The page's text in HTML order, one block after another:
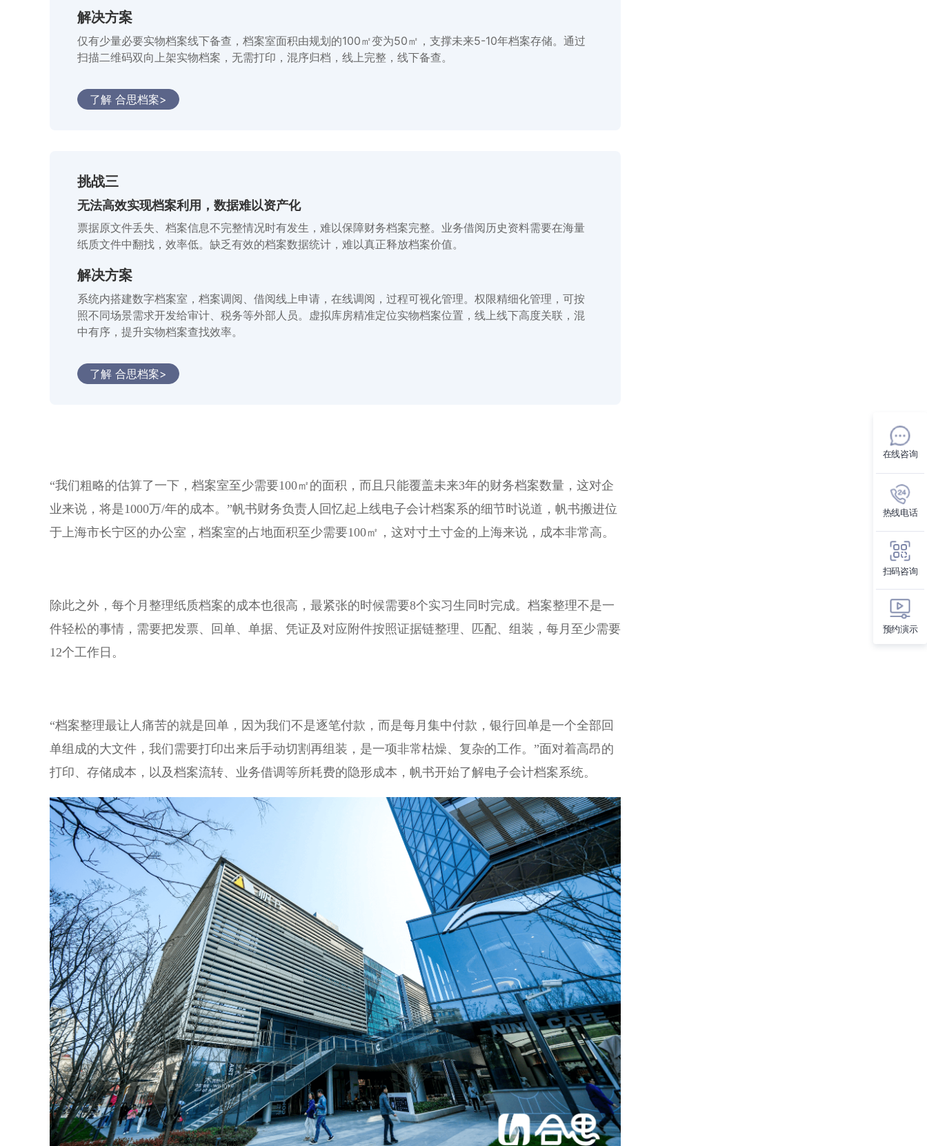
解决方案
仅有少量必要实物档案线下备查，档案室面积由规划的100㎡变为50㎡，支撑未来5-10年档案存储。通过
扫描二维码双向上架实物档案，无需打印，混序归档，线上完整，线下备查。
了解 合思档案>
挑战三
无法高效实现档案利用，数据难以资产化
票据原文件丢失、档案信息不完整情况时有发生，难以保障财务档案完整。业务借阅历史资料需要在海量
纸质文件中翻找，效率低。缺乏有效的档案数据统计，难以真正释放档案价值。
解决方案
系统内搭建数字档案室，档案调阅、借阅线上申请，在线调阅，过程可视化管理。权限精细化管理，可按
照不同场景需求开发给审计、税务等外部人员。虚拟库房精准定位实物档案位置，线上线下高度关联，混
中有序，提升实物档案查找效率。
了解 合思档案>
“我们粗略的估算了一下，档案室至少需要100㎡的面积，而且只能覆盖未来3年的财务档案数量，这对企
业来说，将是1000万/年的成本。”帆书财务负责人回忆起上线电子会计档案系的细节时说道，帆书搬进位
于上海市长宁区的办公室，档案室的占地面积至少需要100㎡，这对寸土寸金的上海来说，成本非常高。
除此之外，每个月整理纸质档案的成本也很高，最紧张的时候需要8个实习生同时完成。档案整理不是一
件轻松的事情，需要把发票、回单、单据、凭证及对应附件按照证据链整理、匹配、组装，每月至少需要
12个工作日。
“档案整理最让人痛苦的就是回单，因为我们不是逐笔付款，而是每月集中付款，银行回单是一个全部回
单组成的大文件，我们需要打印出来后手动切割再组装，是一项非常枯燥、复杂的工作。”面对着高昂的
打印、存储成本，以及档案流转、业务借调等所耗费的隐形成本，帆书开始了解电子会计档案系统。
在线咨询
热线电话
扫码咨询
预约演示